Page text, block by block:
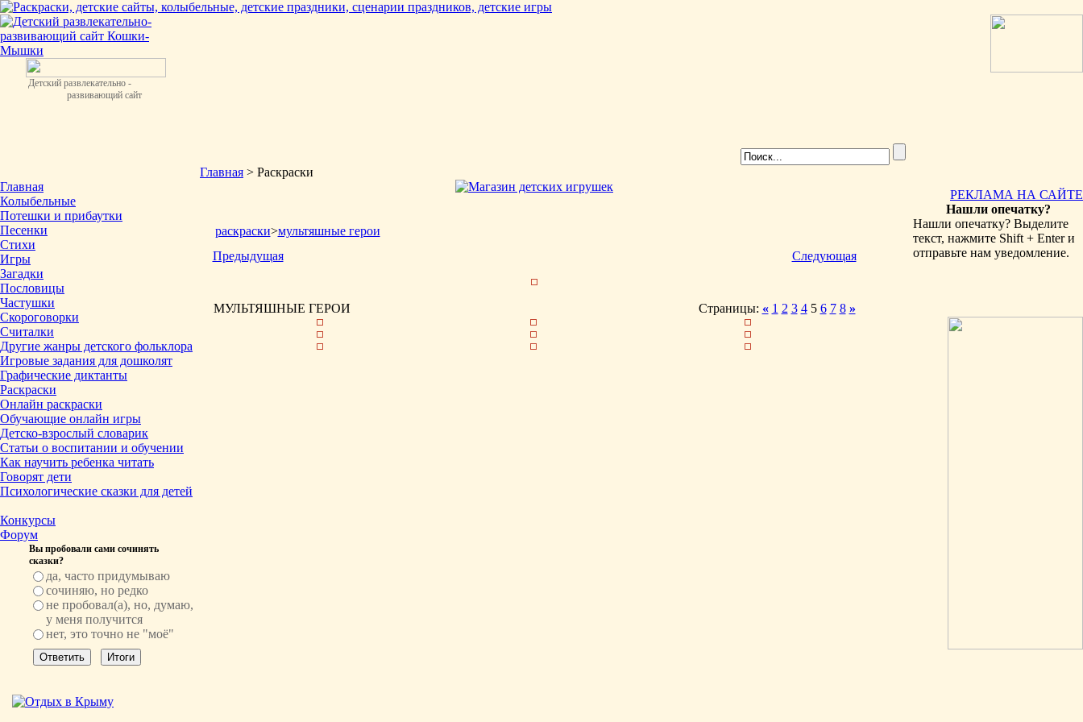
Детский развлекательно -
развивающий сайт
Главная
Колыбельные
Потешки и прибаутки
Песенки
Стихи
Игры
Загадки
Пословицы
Частушки
Скороговорки
Считалки
Другие жанры детского фольклора
Игровые задания для дошколят
Графические диктанты
Раскраски
Онлайн раскраски
Обучающие онлайн игры
Детско-взрослый словарик
Статьи о воспитании и обучении
Как научить ребенка читать
Говорят дети
Психологические сказки для детей
Конкурсы
Форум
Вы пробовали сами сочинять
сказки?
да, часто придумываю
сочиняю, но редко
не пробовал(а), но, думаю,
у меня получится
нет, это точно не "моё"
Главная > Раскраски
раскраски>мультяшные герои
Предыдущая
Следующая
МУЛЬТЯШНЫЕ ГЕРОИ Страницы: « 1 2 3 45 6 7 8 »
РЕКЛАМА НА САЙТЕ
Нашли опечатку?
Нашли опечатку? Выделите
текст, нажмите Shift + Enter и
отправьте нам уведомление.